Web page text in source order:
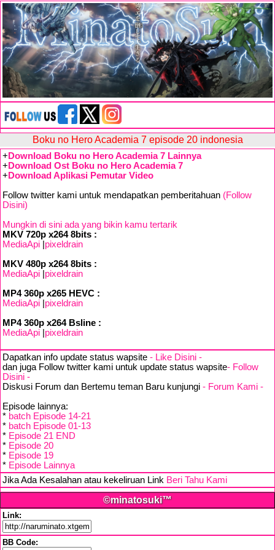
Boku no Hero Academia 7 episode 20 indonesia
+ Download Boku no Hero Academia 7 Lainnya
+ Download Ost Boku no Hero Academia 7
+ Download Aplikasi Pemutar Video
Follow twitter kami untuk mendapatkan pemberitahuan (Follow
Disini)
Mungkin di sini ada yang bikin kamu tertarik
MKV 720p x264 8bits :
MediaApi pixeldrain
MKV 480p x264 8bits :
MediaApi pixeldrain
MP4 360p x265 HEVC :
MediaApi pixeldrain
MP4 360p x264 Bsline :
MediaApi pixeldrain
Dapatkan info update status wapsite - Like Disini -
dan juga Follow twitter kami untuk update status wapsite- Follow
Disini -
Diskusi Forum dan Bertemu teman Baru kunjungi - Forum Kami -
Episode lainnya:
* batch Episode 14-21
* batch Episode 01-13
* Episode 21 END
* Episode 20
* Episode 19
* Episode Lainnya
Jika Ada Kesalahan atau kekeliruan Link Beri Tahu Kami
©minatosuki™
Link:
BB Code: